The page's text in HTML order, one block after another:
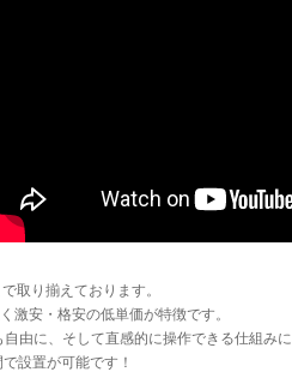
取り揃えております。
激安・格安の低単価が特徴です。
由に、そして直感的に操作できる仕組みに
設置が可能です！